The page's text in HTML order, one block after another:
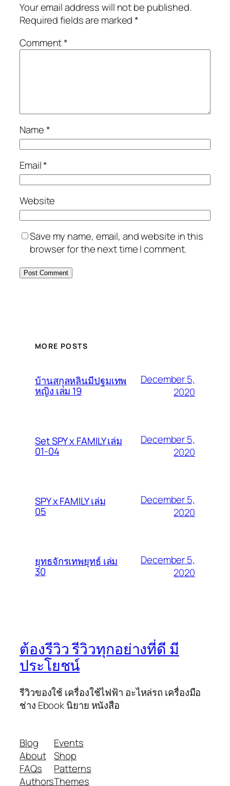
Your email address will not be published.
Required fields are marked*
Comment*
Name*
Email*
Website
Save my name, email, and website in this
browser for the next time I comment.
MORE POSTS
บ้านสกุลหลินมีปฐมเทพ
หญิง เล่ม 19
December 5,
2020
Set SPY x FAMILY เล่ม
01-04
December 5,
2020
SPY x FAMILY เล่ม
05
December 5,
2020
ยุทธจักรเทพยุทธ์ เล่ม
30
December 5,
2020
ต้องรีวิว รีวิวทุกอย่างที่ดี มี
ประโยชน์
รีวิวของใช้ เครื่องใช้ไฟฟ้า อะไหล่รถ เครื่องมือ
ช่าง Ebook นิยาย หนังสือ
Blog
About
FAQs
Authors
Events
Shop
Patterns
Themes